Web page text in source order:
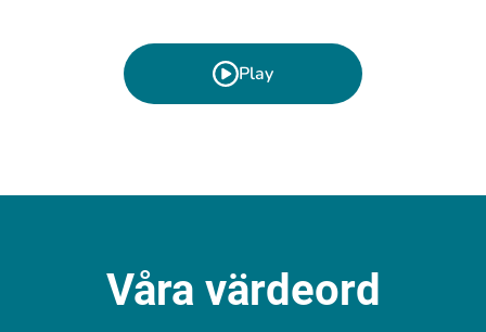
Play
Våra värdeord